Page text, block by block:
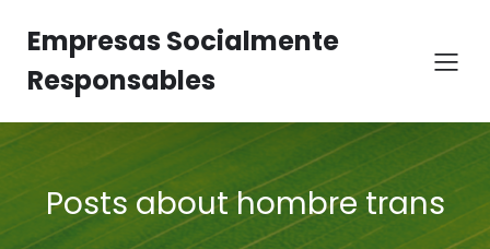
Empresas Socialmente
Responsables
Posts about hombre trans